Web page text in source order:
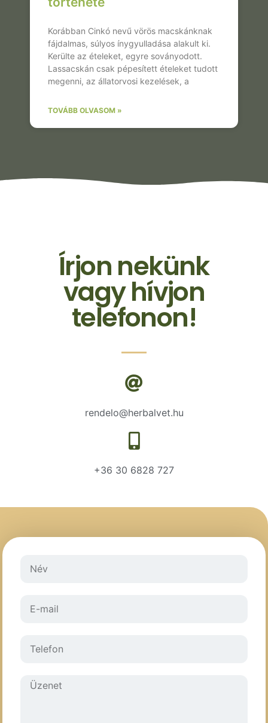
Korábban Cinkó nevű vörös macskánknak
fájdalmas, súlyos ínygyulladása alakult ki.
Kerülte az ételeket, egyre soványodott.
Lassacskán csak pépesített ételeket tudott
megenni, az állatorvosi kezelések, a
TOVÁBB OLVASOM »
Írjon nekünk
vagy hívjon
telefonon!
rendelo@herbalvet.hu
+36 30 6828 727